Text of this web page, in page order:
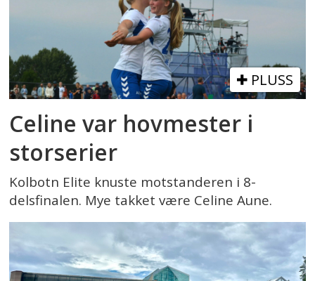
PLUSS
Celine var hovmester i
storserier
Kolbotn Elite knuste motstanderen i 8-
delsfinalen. Mye takket være Celine Aune.